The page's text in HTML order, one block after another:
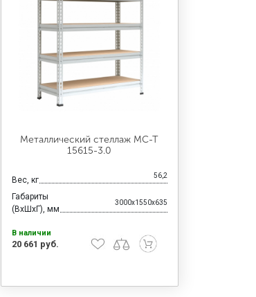
Металлический стеллаж МС-Т
15615-3.0
Вес, кг 56,2
Габариты
(ВхШхГ), мм
3000x1550x635
В наличии
20 661 руб.